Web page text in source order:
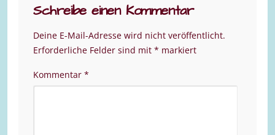
Schreibe einen Kommentar
Deine E-Mail-Adresse wird nicht veröffentlicht.
Erforderliche Felder sind mit * markiert
Kommentar *